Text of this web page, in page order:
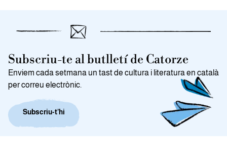
Subscriu-te al butlletí de Catorze
Enviem cada setmana un tast de cultura i literatura en català
per correu electrònic.
Subscriu-t’hi